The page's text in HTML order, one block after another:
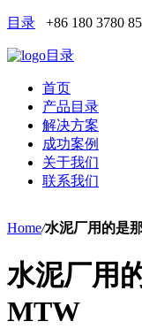
目录 +86 180 3780
目录
首页
产品目录
解决方案
成功案例
关于我们
联系我们
Home/水泥厂用的是
水泥厂用
MTW